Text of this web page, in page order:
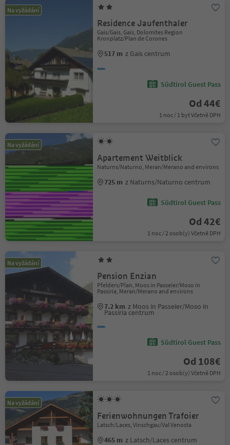
Na vyžádání
Residence Jaufenthaler
Gais/Gais, Gais, Dolomites Region
Kronplatz/Plan de Corones
517 m z Gais centrum
Südtirol Guest Pass
Od 44€
1 noc / 1 byt Včetně DPH
Na vyžádání
Apartement Weitblick
Naturns/Naturno, Meran/Merano and environs
725 m z Naturns/Naturno centrum
Südtirol Guest Pass
Od 42€
1 noc / 2 osob(y) Včetně DPH
Na vyžádání
Pension Enzian
Pfelders/Plan, Moos in Passeier/Moso in
Passiria, Meran/Merano and environs
7.2 km z Moos in Passeier/Moso in
Passiria centrum
Südtirol Guest Pass
Od 108€
1 noc / 2 osob(y) Včetně DPH
Na vyžádání
Ferienwohnungen Trafoier
Latsch/Laces, Vinschgau/Val Venosta
465 m z Latsch/Laces centrum